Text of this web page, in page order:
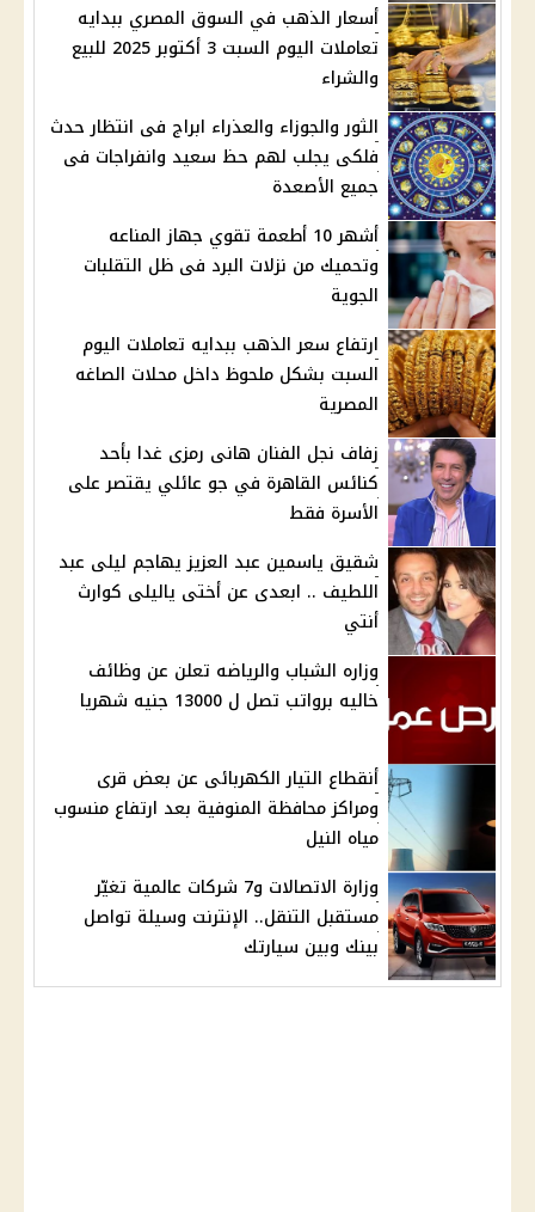
أسعار الذهب في السوق المصري ببدايه
تعاملات اليوم السبت 3 أكتوبر 2025 للبيع
والشراء
الثور والجوزاء والعذراء ابراج فى انتظار حدث
فلكى يجلب لهم حظ سعيد وانفراجات فى
جميع الأصعدة
أشهر 10 أطعمة تقوي جهاز المناعه
وتحميك من نزلات البرد فى ظل التقلبات
الجوية
ارتفاع سعر الذهب ببدايه تعاملات اليوم
السبت بشكل ملحوظ داخل محلات الصاغه
المصرية
زفاف نجل الفنان هانى رمزى غدا بأحد
كنائس القاهرة في جو عائلي يقتصر على
الأسرة فقط
شقيق ياسمين عبد العزيز يهاجم ليلى عبد
اللطيف .. ابعدى عن أختى ياليلى كوارث
أنتي
وزاره الشباب والرياضه تعلن عن وظائف
خاليه برواتب تصل ل 13000 جنيه شهريا
أنقطاع التيار الكهربائى عن بعض قرى
ومراكز محافظة المنوفية بعد ارتفاع منسوب
مياه النيل
وزارة الاتصالات و7 شركات عالمية تغيّر
مستقبل التنقل.. الإنترنت وسيلة تواصل
بينك وبين سيارتك